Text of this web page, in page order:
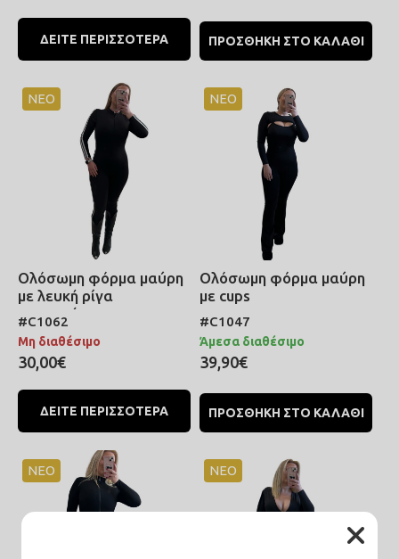
ΔΕΙΤΕ ΠΕΡΙΣΣΟΤΕΡΑ ΠΡΟΣΘΗΚΗ ΣΤΟ ΚΑΛΑΘΙ
ΝΕΟ
Ολόσωμη φόρμα μαύρη
με λευκή ρίγα
μακρυμάνικη
#C1062
Μη διαθέσιμο
30,00€
ΔΕΙΤΕ ΠΕΡΙΣΣΟΤΕΡΑ
ΝΕΟ
Ολόσωμη φόρμα μαύρη
με cups
#C1047
Άμεσα διαθέσιμο
39,90€
ΠΡΟΣΘΗΚΗ ΣΤΟ ΚΑΛΑΘΙ
ΝΕΟ ΝΕΟ